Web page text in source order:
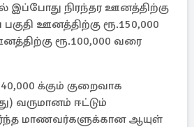
இப்போது நிரந்தர ஊனத்திற்கு
பகுதி ஊனத்திற்கு ரூ.150,000
ரூ.100,000 வரை
க்கும் குறைவாக
வருமானம் ஈட்டும்
மாணவர்களுக்கான ஆயுள்